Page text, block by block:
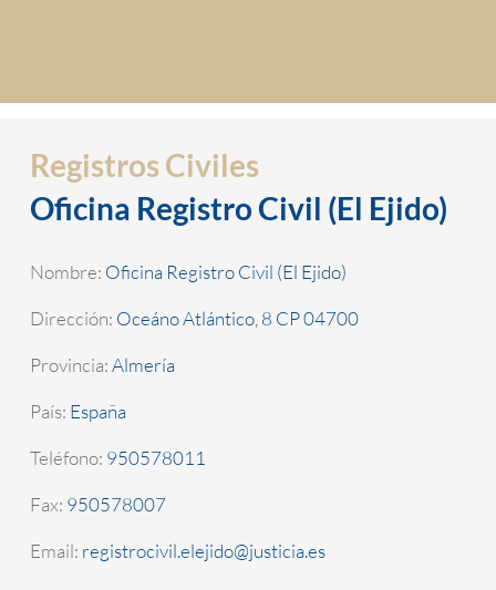
Registros Civiles
Oficina Registro Civil (El Ejido)
Nombre: Oficina Registro Civil (El Ejido)
Dirección: Oceáno Atlántico, 8 CP 04700
Provincia:Almería
País: España
Teléfono: 950578011
Fax: 950578007
Email: registrocivil.elejido@justicia.es